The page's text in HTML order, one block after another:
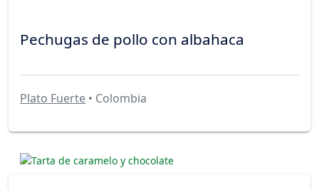
Pechugas de pollo con albahaca
Plato Fuerte • Colombia